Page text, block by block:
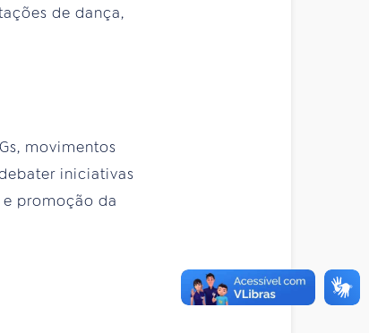
de dança,
movimentos
iniciativas
promoção da